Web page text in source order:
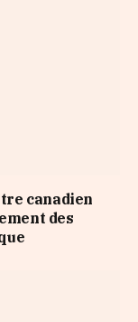
canadien
des